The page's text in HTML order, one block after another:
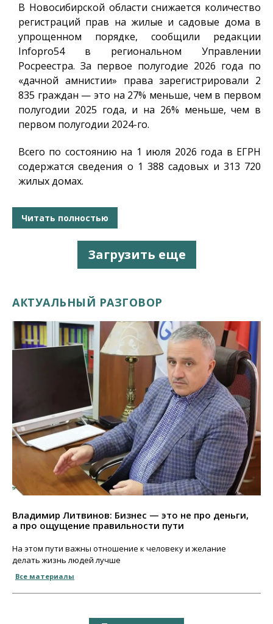
В Новосибирской области снижается количество
регистраций прав на жилые и садовые дома в
упрощенном порядке, сообщили редакции
Infopro54в региональном Управлении
Росреестра. За первое полугодие 2026 года по
«дачной амнистии» права зарегистрировали 2
835 граждан — это на 27% меньше, чем в первом
полугодии 2025 года, и на 26% меньше, чем в
первом полугодии 2024-го.
Всего по состоянию на 1 июля 2026 года в ЕГРН
содержатся сведения о 1 388 садовых и 313 720
жилых домах.
Читать полностью
Загрузить еще
АКТУАЛЬНЫЙ РАЗГОВОР
Владимир Литвинов: Бизнес — это не про деньги,
а про ощущение правильности пути
На этом пути важны отношение к человеку и желание
делать жизнь людей лучше
Все материалы